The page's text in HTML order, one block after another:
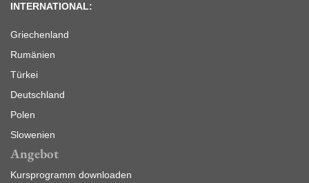
INTERNATIONAL:
Griechenland
Rumänien
Türkei
Deutschland
Polen
Slowenien
Angebot
Kursprogramm downloaden